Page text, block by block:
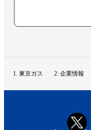
東京ガス 企業情報